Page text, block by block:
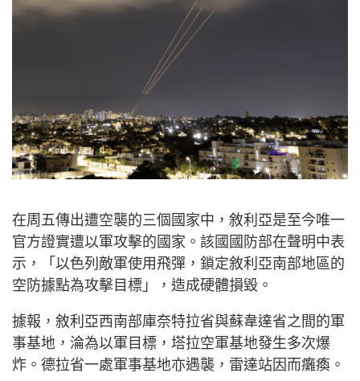
在周五傳出遭空襲的三個國家中，敘利亞是至今唯一
官方證實遭以軍攻擊的國家。該國國防部在聲明中表
示，「以色列敵軍使用飛彈，鎖定敘利亞南部地區的
空防據點為攻擊目標」，造成硬體損毀。
據報，敘利亞西南部庫奈特拉省與蘇韋達省之間的軍
事基地，淪為以軍目標，塔拉空軍基地發生多次爆
炸。德拉省一處軍事基地亦遇襲，雷達站因而癱瘓。